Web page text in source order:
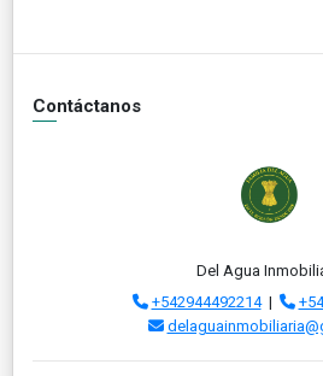
Contáctanos
Del Agua
+542944492214|